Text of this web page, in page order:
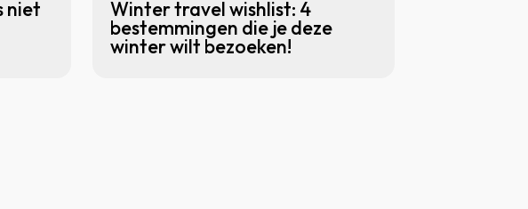
niet Winter travel wishlist: 4
bestemmingen die je deze
winter wilt bezoeken!